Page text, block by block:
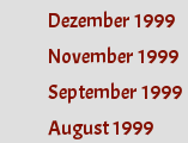
Dezember 1999
November 1999
September 1999
August 1999